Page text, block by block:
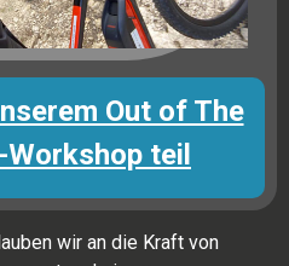
Out of The
teil
wir an die Kraft von